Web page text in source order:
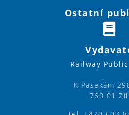
Ostatní
Railway
K Pasekám
760 01